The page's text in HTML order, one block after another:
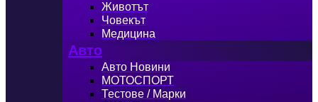
Животът
Човекът
Медицина
Авто
Авто Новини
МОТОСПОРТ
Тестове / Марки